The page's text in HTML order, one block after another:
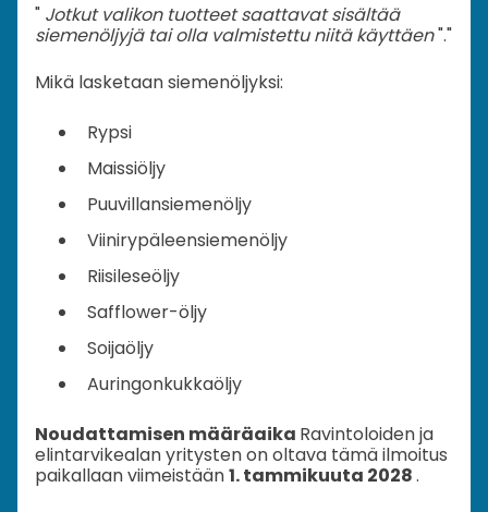
" Jotkut valikon tuotteet saattavat sisältää
siemenöljyjä tai olla valmistettu niitä käyttäen"."
Mikä lasketaan siemenöljyksi:
Rypsi
Maissiöljy
Puuvillansiemenöljy
Viinirypäleensiemenöljy
Riisileseöljy
Safflower-öljy
Soijaöljy
Auringonkukkaöljy
Noudattamisen määräaika Ravintoloiden ja
elintarvikealan yritysten on oltava tämä ilmoitus
paikallaan viimeistään1. tammikuuta 2028.